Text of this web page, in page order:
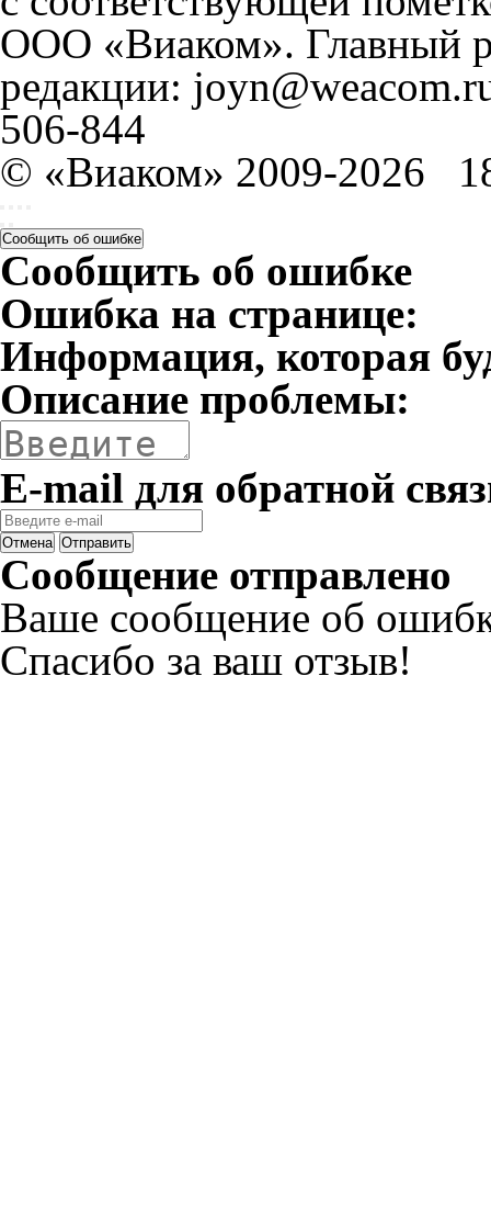
ООО «Виаком». Главный
редакции:
506-844
© «Виаком» 2009-2026
Сообщить об ошибке
Сообщить об ошибке
Ошибка на странице:
Информация, которая
Описание проблемы:
E-mail для обратной
Отмена Отправить
Сообщение отправлено
Ваше сообщение об
Спасибо за ваш отзыв!